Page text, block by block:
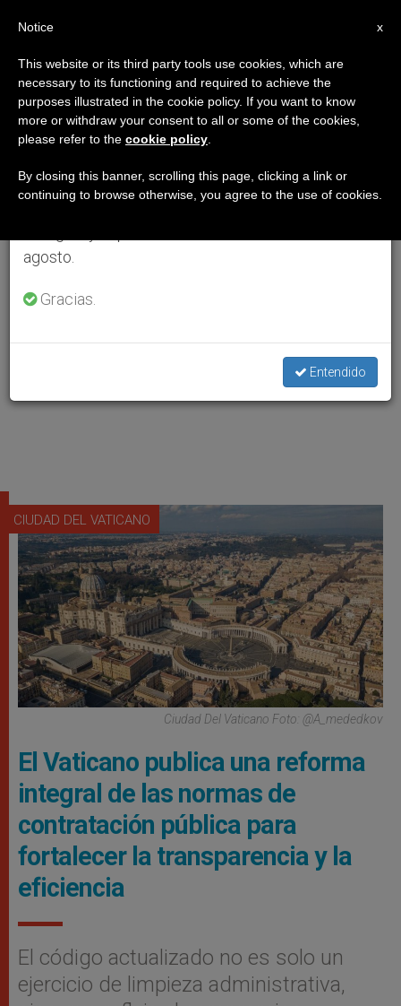
CIUDAD DEL VATICANO
Ciudad Del Vaticano Foto: @a_mededkov
El Vaticano publica una reforma
integral de las normas de
contratación pública para
fortalecer la transparencia y la
eficiencia
El código actualizado no es solo un
ejercicio de limpieza administrativa,
×
Aviso importante
Del 27 de julio al 7 de agosto haremos la pausa
anual, aprovechando que en el periodo de verano
se generan menos informaciones y también el
agosto.
Gracias.
Entendido
x
Notice
This website or its third party tools use cookies, which are
necessary to its functioning and required to achieve the
purposes illustrated in the cookie policy. If you want to know
more or withdraw your consent to all or some of the cookies,
please refer to the cookie policy
By closing this banner, scrolling this page, clicking a link or
continuing to browse otherwise, you agree to the use of cookies.